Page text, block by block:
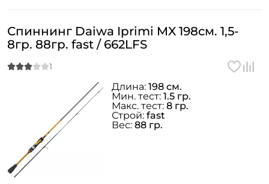
Спиннинг Daiwa Iprimi MX 198см. 1,5-
8гр. 88гр. fast / 662LFS
Длина: 198 см.
Мин. тест: 1.5 гр.
Макс. тест: 8 гр.
Строй: fast
Вес: 88 гр.